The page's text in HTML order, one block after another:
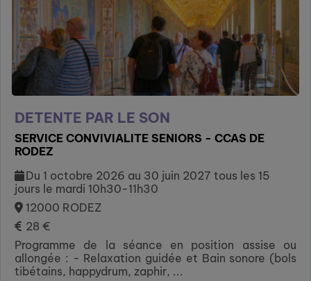
DETENTE PAR LE SON
SERVICE CONVIVIALITE SENIORS - CCAS DE
RODEZ
Du 1 octobre 2026 au 30 juin 2027 tous les 15
jours le mardi 10h30-11h30
12000 RODEZ
28 €
Programme de la séance en position assise ou
allongée : - Relaxation guidée et Bain sonore (bols
tibétains, happydrum, zaphir, ...